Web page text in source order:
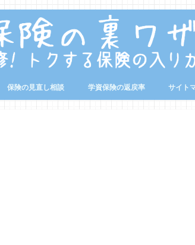
保険の見直し相談 学資保険の返戻率 サイト